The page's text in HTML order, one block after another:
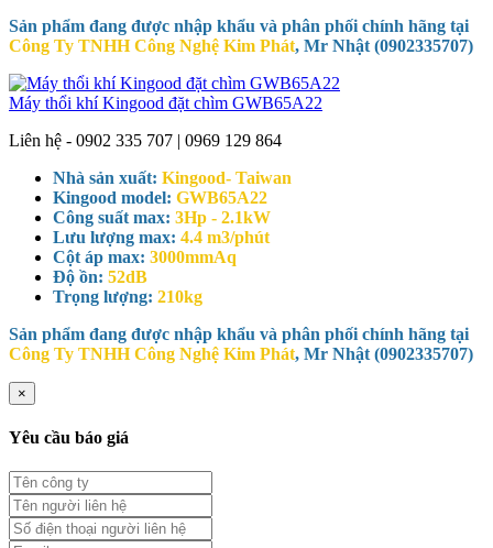
Sản phẩm đang được nhập khẩu và phân phối chính hãng tại
Công Ty TNHH Công Nghệ Kim Phát, Mr Nhật (0902335707)
Máy thổi khí Kingood đặt chìm GWB65A22
Liên hệ - 0902 335 707 | 0969 129 864
Nhà sản xuất: Kingood- Taiwan
Kingood model: GWB65A22
Công suất max: 3Hp - 2.1kW
Lưu lượng max: 4.4 m3/phút
Cột áp max: 3000mmAq
Độ ồn: 52dB
Trọng lượng: 210kg
Sản phẩm đang được nhập khẩu và phân phối chính hãng tại
Công Ty TNHH Công Nghệ Kim Phát, Mr Nhật (0902335707)
×
Yêu cầu báo giá